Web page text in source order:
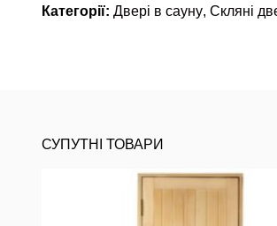
Категорії: Двері в сауну, Скляні
СУПУТНІ ТОВАРИ